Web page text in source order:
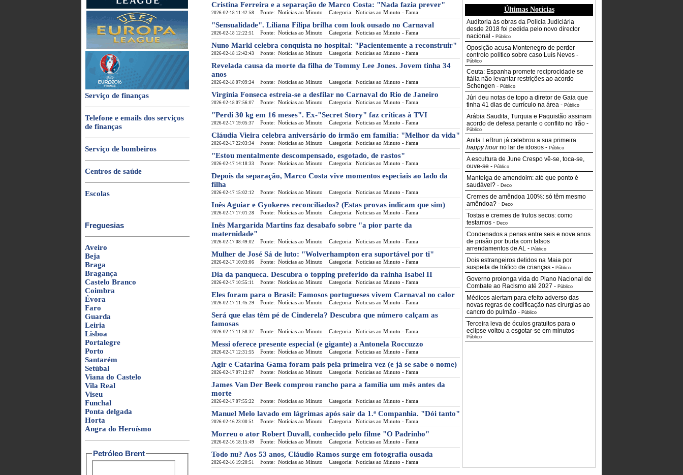
Serviço de finanças
Telefone e emails dos serviços
de finanças
Serviço de bombeiros
Centros de saúde
Escolas
Freguesias
Aveiro
Beja
Braga
Bragança
Castelo Branco
Coimbra
Évora
Faro
Guarda
Leiria
Lisboa
Portalegre
Porto
Santarém
Setúbal
Viana do Castelo
Vila Real
Viseu
Funchal
Ponta delgada
Horta
Angra do Heroísmo
Petróleo Brent
Cristina Ferreira e a separação de Marco Costa: "Nada fazia prever"
2026-02-18 11:42:58 Fonte: Notícias ao Minuto Categoria: Noticias ao Minuto - Fama
"Sensualidade". Liliana Filipa brilha com look ousado no Carnaval
2026-02-18 12:22:51 Fonte: Notícias ao Minuto Categoria: Noticias ao Minuto - Fama
Nuno Markl celebra conquista no hospital: "Pacientemente a reconstruir"
2026-02-18 12:42:43 Fonte: Notícias ao Minuto Categoria: Noticias ao Minuto - Fama
Revelada causa da morte da filha de Tommy Lee Jones. Jovem tinha 34
anos
2026-02-18 07:09:24 Fonte: Notícias ao Minuto Categoria: Noticias ao Minuto - Fama
Virgínia Fonseca estreia-se a desfilar no Carnaval do Rio de Janeiro
2026-02-18 07:56:07 Fonte: Notícias ao Minuto Categoria: Noticias ao Minuto - Fama
"Perdi 30 kg em 16 meses". Ex-"Secret Story" faz críticas à TVI
2026-02-17 19:05:37 Fonte: Notícias ao Minuto Categoria: Noticias ao Minuto - Fama
Cláudia Vieira celebra aniversário do irmão em família: "Melhor da vida"
2026-02-17 22:03:34 Fonte: Notícias ao Minuto Categoria: Noticias ao Minuto - Fama
"Estou mentalmente descompensado, esgotado, de rastos"
2026-02-17 14:18:33 Fonte: Notícias ao Minuto Categoria: Noticias ao Minuto - Fama
Depois da separação, Marco Costa vive momentos especiais ao lado da
filha
2026-02-17 15:02:12 Fonte: Notícias ao Minuto Categoria: Noticias ao Minuto - Fama
Inês Aguiar e Gyokeres reconciliados? (Estas provas indicam que sim)
2026-02-17 17:01:28 Fonte: Notícias ao Minuto Categoria: Noticias ao Minuto - Fama
Inês Margarida Martins faz desabafo sobre "a pior parte da
maternidade"
2026-02-17 08:49:02 Fonte: Notícias ao Minuto Categoria: Noticias ao Minuto - Fama
Mulher de José Sá de luto: "Wolverhampton era suportável por ti"
2026-02-17 10:03:06 Fonte: Notícias ao Minuto Categoria: Noticias ao Minuto - Fama
Dia da panqueca. Descubra o topping preferido da rainha Isabel II
2026-02-17 10:55:11 Fonte: Notícias ao Minuto Categoria: Noticias ao Minuto - Fama
Eles foram para o Brasil: Famosos portugueses vivem Carnaval no calor
2026-02-17 11:45:29 Fonte: Notícias ao Minuto Categoria: Noticias ao Minuto - Fama
Será que elas têm pé de Cinderela? Descubra que número calçam as
famosas
2026-02-17 11:58:37 Fonte: Notícias ao Minuto Categoria: Noticias ao Minuto - Fama
Messi oferece presente especial (e gigante) a Antonela Roccuzzo
2026-02-17 12:31:55 Fonte: Notícias ao Minuto Categoria: Noticias ao Minuto - Fama
Agir e Catarina Gama foram pais pela primeira vez (e já se sabe o nome)
2026-02-17 07:12:07 Fonte: Notícias ao Minuto Categoria: Noticias ao Minuto - Fama
James Van Der Beek comprou rancho para a família um mês antes da
morte
2026-02-17 07:55:22 Fonte: Notícias ao Minuto Categoria: Noticias ao Minuto - Fama
Manuel Melo lavado em lágrimas após sair da 1.ª Companhia. "Dói tanto"
2026-02-16 23:00:51 Fonte: Notícias ao Minuto Categoria: Noticias ao Minuto - Fama
Morreu o ator Robert Duvall, conhecido pelo filme "O Padrinho"
2026-02-16 18:15:49 Fonte: Notícias ao Minuto Categoria: Noticias ao Minuto - Fama
Todo nu? Aos 53 anos, Cláudio Ramos surge em fotografia ousada
2026-02-16 19:20:51 Fonte: Notícias ao Minuto Categoria: Noticias ao Minuto - Fama
Últimas Notícias
Auditoria às obras da Polícia Judiciária
desde 2018 foi pedida pelo novo director
nacional - Público
Oposição acusa Montenegro de perder
controlo político sobre caso Luís Neves -
Público
Ceuta: Espanha promete reciprocidade se
Itália não levantar restrições ao acordo
Schengen - Público
Júri deu notas de topo a diretor de Gaia que
tinha 41 dias de currículo na área - Público
Arábia Saudita, Turquia e Paquistão assinam
acordo de defesa perante o conflito no Irão -
Público
Anita LeBrun já celebrou a sua primeira
happy hourno lar de idosos - Público
A escultura de June Crespo vê-se, toca-se,
ouve-se - Público
Manteiga de amendoim: até que ponto é
saudável? - Deco
Cremes de amêndoa 100%: só têm mesmo
amêndoa? - Deco
Tostas e cremes de frutos secos: como
testamos - Deco
Condenados a penas entre seis e nove anos
de prisão por burla com falsos
arrendamentos de AL - Público
Dois estrangeiros detidos na Maia por
suspeita de tráfico de crianças - Público
Governo prolonga vida do Plano Nacional de
Combate ao Racismo até 2027 - Público
Médicos alertam para efeito adverso das
novas regras de codificação nas cirurgias ao
cancro do pulmão - Público
Terceira leva de óculos gratuitos para o
eclipse voltou a esgotar-se em minutos -
Público